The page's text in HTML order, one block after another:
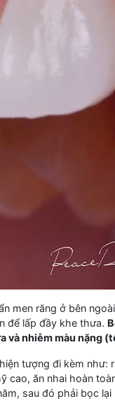
men răng ở bên
để lấp đầy khe thưa.
nhiễm màu nặng
tượng đi kèm như:
cao, ăn nhai hoàn
sau đó phải bọc lại